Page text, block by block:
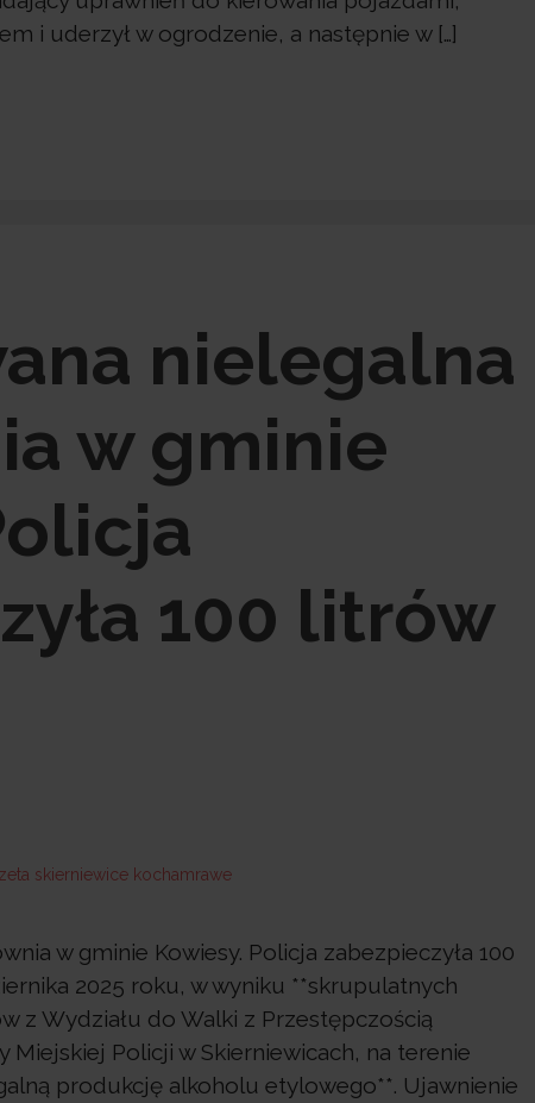
i uderzył w ogrodzenie, a następnie w […]
nielegalna
w gminie
100 litrów
w gminie Kowiesy. Policja zabezpieczyła 100
2025 roku, w wyniku **skrupulatnych
z Wydziału do Walki z Przestępczością
Policji w Skierniewicach, na terenie
produkcję alkoholu etylowego**. Ujawnienie